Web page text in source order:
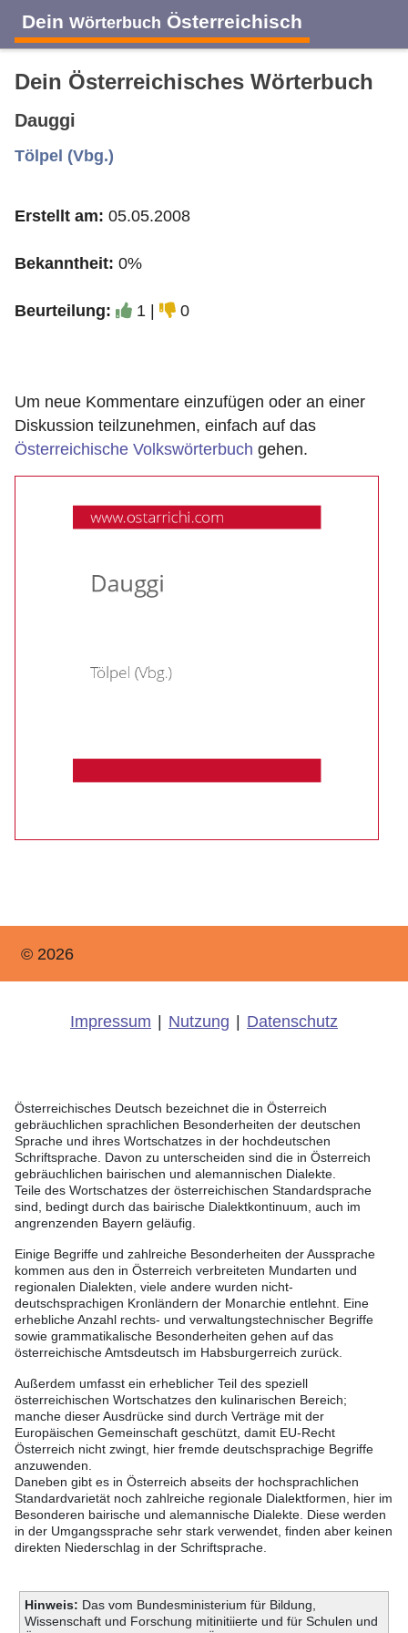
Dein Wörterbuch Österreichisch
A B C
J K L M
Dein Österreichisches Wörterbuch
Dauggi
Tölpel (Vbg.)
Erstellt am: 05.05.2008
Bekanntheit: 0%
Beurteilung: 1 | 0
Um neue Kommentare einzufügen oder an einer
Diskussion teilzunehmen, einfach auf das
Österreichische Volkswörterbuch gehen.
© 2026
Impressum Nutzung Datenschutz
Österreichisches Deutsch bezeichnet die in Österreich
gebräuchlichen sprachlichen Besonderheiten der deutschen
Sprache und ihres Wortschatzes in der hochdeutschen
Schriftsprache. Davon zu unterscheiden sind die in Österreich
gebräuchlichen bairischen und alemannischen Dialekte.
Teile des Wortschatzes der österreichischen Standardsprache
sind, bedingt durch das bairische Dialektkontinuum, auch im
angrenzenden Bayern geläufig.
Einige Begriffe und zahlreiche Besonderheiten der Aussprache
kommen aus den in Österreich verbreiteten Mundarten und
regionalen Dialekten, viele andere wurden nicht-
deutschsprachigen Kronländern der Monarchie entlehnt. Eine
erhebliche Anzahl rechts- und verwaltungstechnischer Begriffe
sowie grammatikalische Besonderheiten gehen auf das
österreichische Amtsdeutsch im Habsburgerreich zurück.
Außerdem umfasst ein erheblicher Teil des speziell
österreichischen Wortschatzes den kulinarischen Bereich;
manche dieser Ausdrücke sind durch Verträge mit der
Europäischen Gemeinschaft geschützt, damit EU-Recht
Österreich nicht zwingt, hier fremde deutschsprachige Begriffe
anzuwenden.
Daneben gibt es in Österreich abseits der hochsprachlichen
Standardvarietät noch zahlreiche regionale Dialektformen, hier im
Besonderen bairische und alemannische Dialekte. Diese werden
in der Umgangssprache sehr stark verwendet, finden aber keinen
direkten Niederschlag in der Schriftsprache.
Hinweis: Das vom Bundesministerium für Bildung,
Wissenschaft und Forschung mitinitiierte und für Schulen und